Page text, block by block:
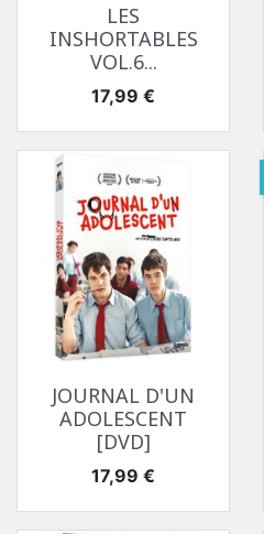
LES
INSHORTABLES
VOL.6...
Prix
17,99 €
JOURNAL D'UN
ADOLESCENT
[DVD]
Prix
17,99 €